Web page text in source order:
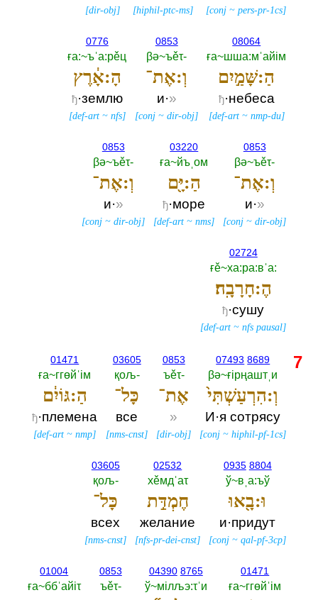
[conj ~pers-pr-1cs]
[hiphil-ptc-ms]
[dir-obj]
08064
ға~шша:мˈайiм
הַ:שָּׁמַ֣יִם
ђ·небеса
[def-art~ nmp-du]
0853
βә~ъěτ-‎
וְ:אֶת־
и·»
[conj ~dir-obj]
0776
ға:~ъˈа:рěц
הָ:אָ֔רֶץ
ђ·землю
[def-art~ nfs]
0853
βә~ъěτ-‎
וְ:אֶת־
и·»
[conj ~dir-obj]
03220
ға~йъˌом
הַ:יָּ֖ם
ђ·море
[def-art ~nms]
0853
βә~ъěτ-‎
וְ:אֶת־
и·»
[conj ~dir-obj]
02724
ғě~ха:ра:вˈа:‎
הֶ:חָרָבָֽה׃
ђ·сушу
[def-art ~nfs pausal]
07493 8689
βә~ғiрңаштˌи
וְ:הִרְעַשְׁתִּי֙
И·я сотрясу
[conj ~hiphil-pf-1cs]
0853
ъěτ-‎
אֶת־
»
[dir-obj]
03605
қољ-‎
כָּל־
все
[nms-cnst]
01471
ға~ггөйˈiм
הַ:גּוֹיִ֔ם
ђ·племена
[def-art ~nmp]
0935 8804
ў~вˌа:ъў
וּ:בָ֖אוּ
и·придут
[conj ~qal-pf-3cp]
02532
хěмдˈаτ
חֶמְדַּ֣ת
желание
[nfs-pr-dei-cnst]
03605
қољ-‎
כָּל־
всех
[nms-cnst]
01471
ға~ггөйˈiм
04390 8765
ў~мiлљэ:τˈи
0853
ъěτ-‎
01004
ға~ббˈайiτ
7